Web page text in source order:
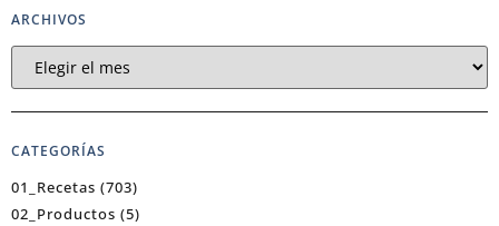
ARCHIVOS
CATEGORÍAS
01_Recetas (703)
02_Productos (5)